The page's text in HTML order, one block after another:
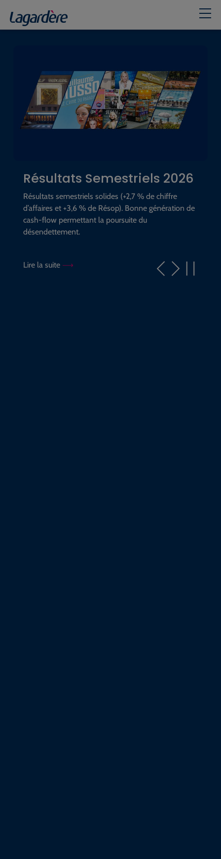
Résultats Semestriels 2026
Résultats semestriels solides (+2,7 % de chiffre
d’affaires et +3,6 % de Résop). Bonne génération de
cash-flow permettant la poursuite du
désendettement.
Lire la suite